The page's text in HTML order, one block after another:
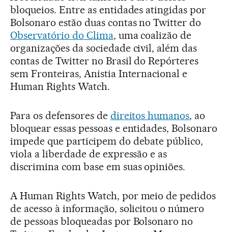
bloqueios. Entre as entidades atingidas por
Bolsonaro estão duas contas no Twitter do
Observatório do Clima, uma coalizão de
organizações da sociedade civil, além das
contas de Twitter no Brasil do Repórteres
sem Fronteiras, Anistia Internacional e
Human Rights Watch.
Para os defensores de direitos humanos, ao
bloquear essas pessoas e entidades, Bolsonaro
impede que participem do debate público,
viola a liberdade de expressão e as
discrimina com base em suas opiniões.
A Human Rights Watch, por meio de pedidos
de acesso à informação, solicitou o número
de pessoas bloqueadas por Bolsonaro no